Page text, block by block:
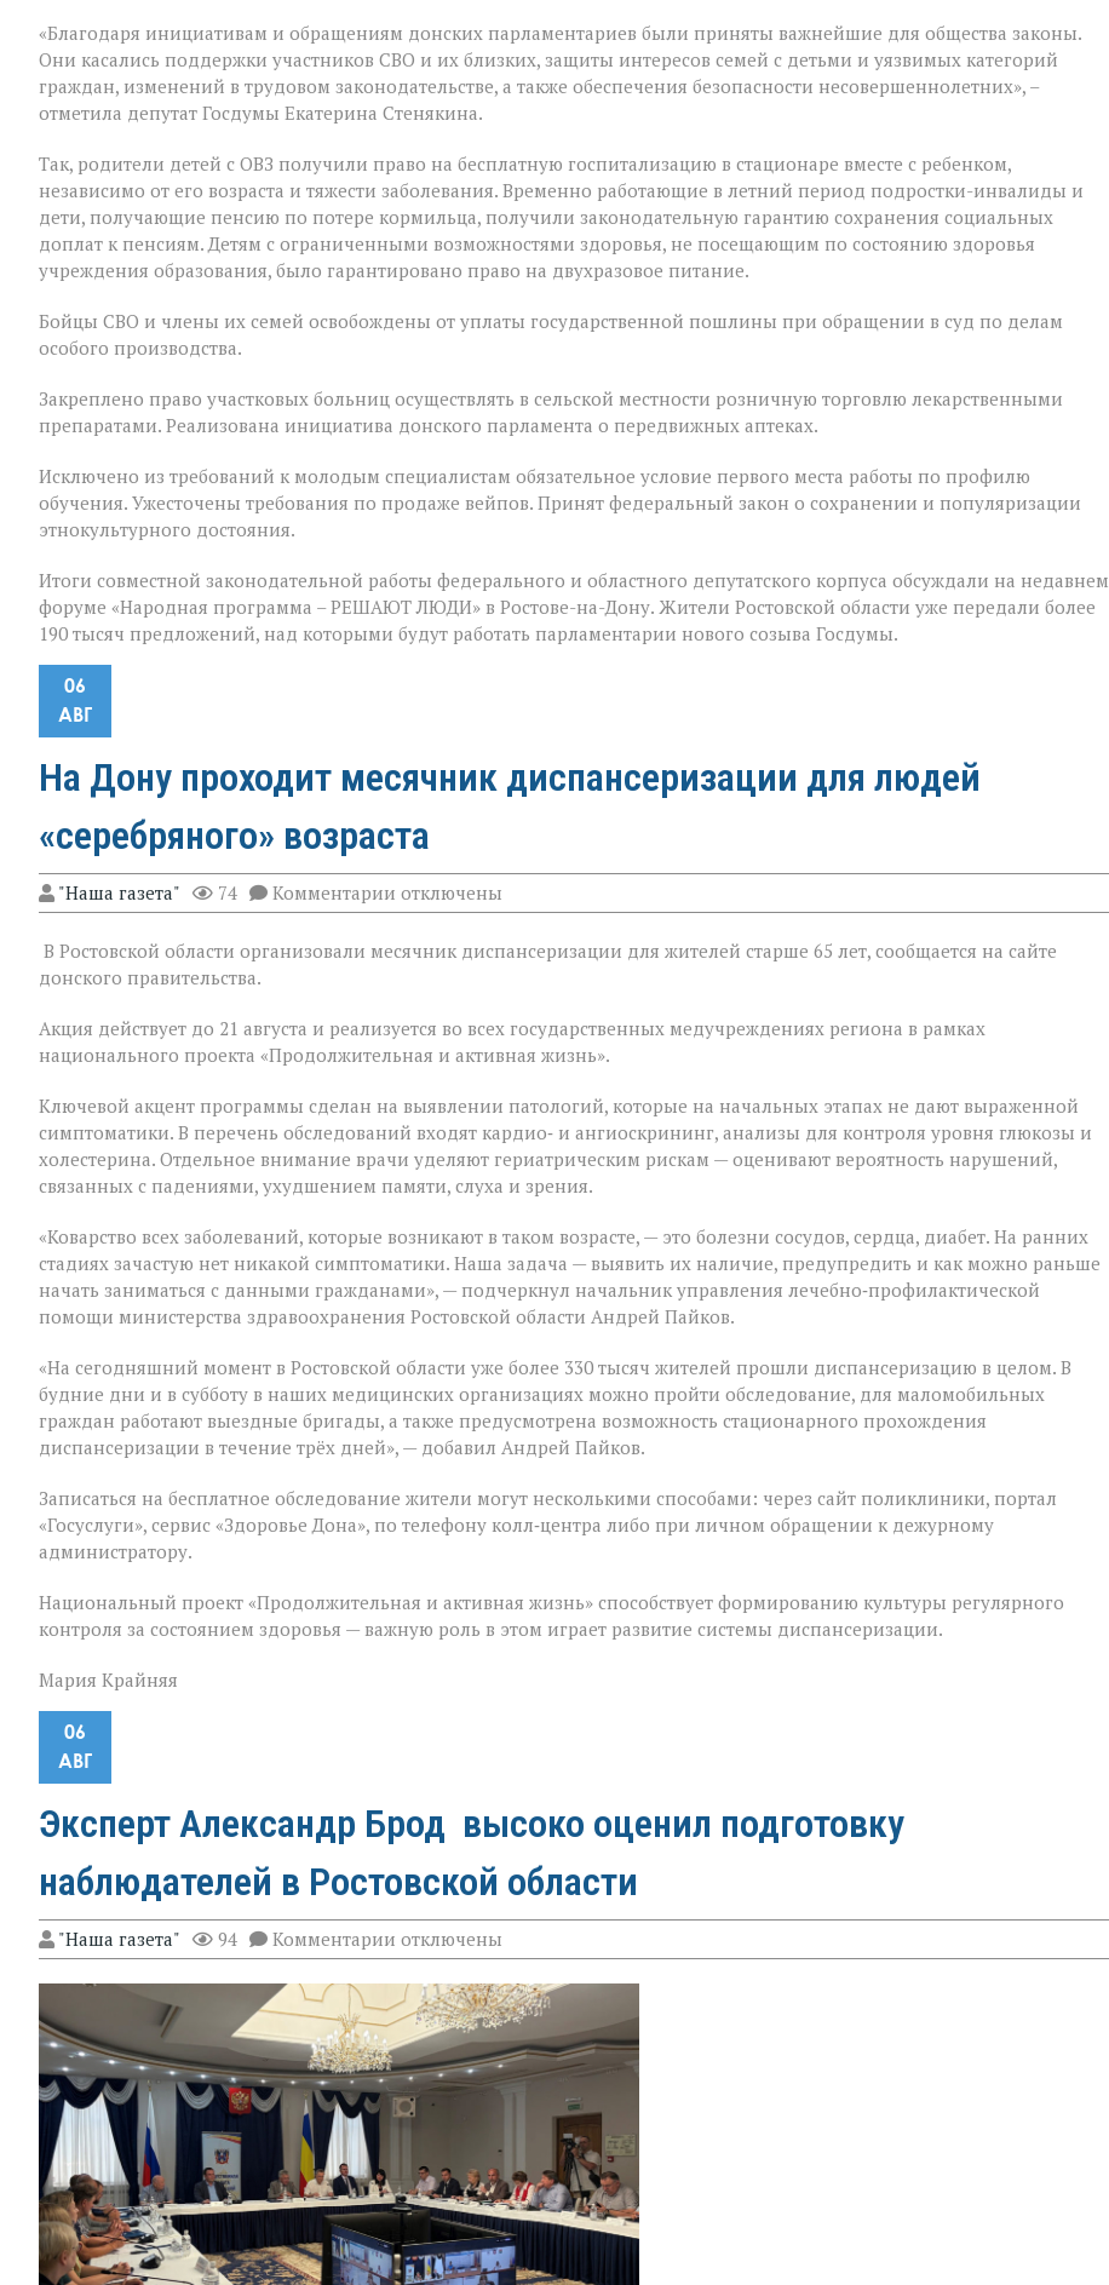
«Благодаря инициативам и обращениям донских парламентариев были приняты важнейшие для общества законы.
Они касались поддержки участников СВО и их близких, защиты интересов семей с детьми и уязвимых категорий
граждан, изменений в трудовом законодательстве, а также обеспечения безопасности несовершеннолетних», –
отметила депутат Госдумы Екатерина Стенякина.
Так, родители детей с ОВЗ получили право на бесплатную госпитализацию в стационаре вместе с ребенком,
независимо от его возраста и тяжести заболевания. Временно работающие в летний период подростки-инвалиды и
дети, получающие пенсию по потере кормильца, получили законодательную гарантию сохранения социальных
доплат к пенсиям. Детям с ограниченными возможностями здоровья, не посещающим по состоянию здоровья
учреждения образования, было гарантировано право на двухразовое питание.
Бойцы СВО и члены их семей освобождены от уплаты государственной пошлины при обращении в суд по делам
особого производства.
Закреплено право участковых больниц осуществлять в сельской местности розничную торговлю лекарственными
препаратами. Реализована инициатива донского парламента о передвижных аптеках.
Исключено из требований к молодым специалистам обязательное условие первого места работы по профилю
обучения. Ужесточены требования по продаже вейпов. Принят федеральный закон о сохранении и популяризации
этнокультурного достояния.
Итоги совместной законодательной работы федерального и областного депутатского корпуса обсуждали на недавнем
форуме «Народная программа – РЕШАЮТ ЛЮДИ» в Ростове-на-Дону. Жители Ростовской области уже передали более
190 тысяч предложений, над которыми будут работать парламентарии нового созыва Госдумы.
06
АВГ
На Дону проходит месячник диспансеризации для людей
«серебряного» возраста
"Наша газета" 74 Комментарии к
записи
Дону
для
людей
возраста
отключены
В Ростовской области организовали месячник диспансеризации для жителей старше 65 лет, сообщается на сайте
донского правительства.
Акция действует до 21 августа и реализуется во всех государственных медучреждениях региона в рамках
национального проекта «Продолжительная и активная жизнь».
Ключевой акцент программы сделан на выявлении патологий, которые на начальных этапах не дают выраженной
симптоматики. В перечень обследований входят кардио‑ и ангиоскрининг, анализы для контроля уровня глюкозы и
холестерина. Отдельное внимание врачи уделяют гериатрическим рискам — оценивают вероятность нарушений,
связанных с падениями, ухудшением памяти, слуха и зрения.
«Коварство всех заболеваний, которые возникают в таком возрасте, — это болезни сосудов, сердца, диабет. На ранних
стадиях зачастую нет никакой симптоматики. Наша задача — выявить их наличие, предупредить и как можно раньше
начать заниматься с данными гражданами», — подчеркнул начальник управления лечебно‑профилактической
помощи министерства здравоохранения Ростовской области Андрей Пайков.
«На сегодняшний момент в Ростовской области уже более 330 тысяч жителей прошли диспансеризацию в целом. В
будние дни и в субботу в наших медицинских организациях можно пройти обследование, для маломобильных
граждан работают выездные бригады, а также предусмотрена возможность стационарного прохождения
диспансеризации в течение трёх дней», — добавил Андрей Пайков.
Записаться на бесплатное обследование жители могут несколькими способами: через сайт поликлиники, портал
«Госуслуги», сервис «Здоровье Дона», по телефону колл‑центра либо при личном обращении к дежурному
администратору.
Национальный проект «Продолжительная и активная жизнь» способствует формированию культуры регулярного
контроля за состоянием здоровья — важную роль в этом играет развитие системы диспансеризации.
Мария Крайняя
06
АВГ
Эксперт Александр Брод высоко оценил подготовку
наблюдателей в Ростовской области
"Наша газета" 94 Комментарии к
записи
Эксперт
Александр
Брод
высоко
оценил
подготовку
наблюдателей
в
области
отключены